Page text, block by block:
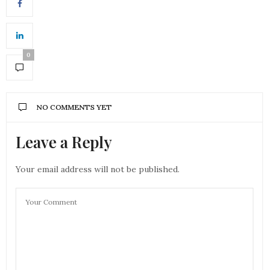
0
NO COMMENTS YET
Leave a Reply
Your email address will not be published.